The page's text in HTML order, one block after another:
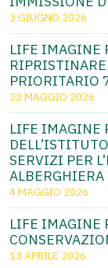
3 GIUGNO 2026
LIFE IMAGINE
PRIORITARIO
22 MAGGIO 2026
LIFE IMAGINE
SERVIZI PER
4 MAGGIO 2026
LIFE IMAGINE
13 APRILE 2026